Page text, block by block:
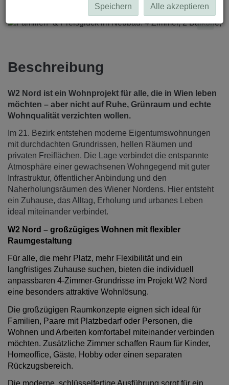
Beschreibung
W2 Nord ist ein Wohnprojekt für alle, die in Wien leben
möchten – aber nicht auf Ruhe, Grünraum und echte
Wohnqualität verzichten wollen.
Im 21. Bezirk entstehen moderne Eigentumswohnungen
mit durchdachten Grundrissen, hellen Räumen und
privaten Freiflächen. Die Lage verbindet die entspannte
Atmosphäre einer gewachsenen Wohngegend mit guter
Infrastruktur, öffentlicher Anbindung und den
Naherholungsräumen des Wiener Nordens. Hier entsteht
ein Zuhause, das Alltag, Erholung und urbanes Leben
ideal miteinander verbindet.
W2 Nord – großzügiges Wohnen mit flexibler
Raumgestaltung
Für alle, die mehr Platz, mehr Flexibilität und ein
langfristiges Zuhause suchen, bieten die individuell
anpassbaren 4-Zimmer-Grundrisse im Projekt W2 Nord
eine besonders attraktive Wohnlösung.
Die großzügigen Raumkonzepte eignen sich ideal für
Familien, Paare mit Platzbedarf oder Personen, die
Wohnen und Arbeiten komfortabel miteinander verbinden
möchten. Zusätzliche Zimmer schaffen Raum für Kinder,
Homeoffice, Gäste, Hobby oder einen separaten
Rückzugsbereich.
Speichern Alle akzeptieren